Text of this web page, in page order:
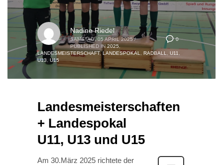
0
Nadine Riedel
SAMSTAG, 05 APRIL 2025 /
PUBLISHED IN 2025,
LANDESMEISTERSCHAFT,LANDESPOKAL RADBALL U11
U13
U15
Landesmeisterschaften
+ Landespokal
U11, U13 und U15
Am 30.März 2025 richtete der